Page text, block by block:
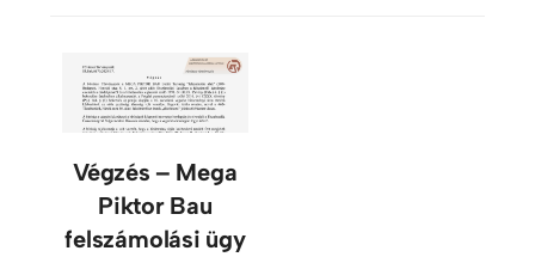
Végzés – Mega
Piktor Bau
felszámolási ügy